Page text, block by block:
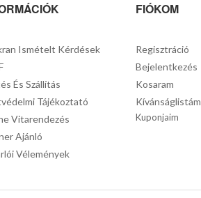
Ismételt Kérdések
És Szállítás
Tájékoztató
Vitarendezés
Ajánló
Vélemények
FIÓKOM
Regisztráció
Bejelentkezés
Kosaram
Kívánságlistám
Kuponjaim